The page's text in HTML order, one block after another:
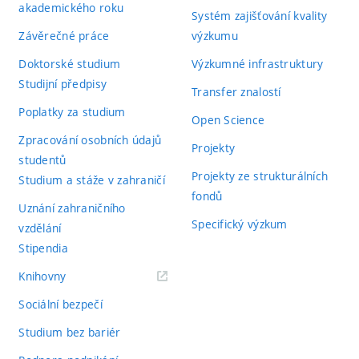
akademického roku
Závěrečné práce
Doktorské studium
Studijní předpisy
Poplatky za studium
Zpracování osobních údajů
studentů
Studium a stáže v zahraničí
Uznání zahraničního
vzdělání
Stipendia
Knihovny(externí
Sociální bezpečí
Studium bez bariér
Systém zajišťování kvality
výzkumu
Výzkumné infrastruktury
Transfer znalostí
Open Science
Projekty
Projekty ze strukturálních
fondů
Specifický výzkum